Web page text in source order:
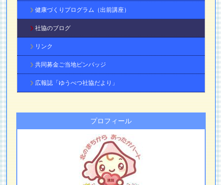
健康づくりプログラム（出前講座）
社協のブログ
リンク
共同募金ご当地ピンバッジ
広報誌「ゆうべつ社協だより」
プロフィール